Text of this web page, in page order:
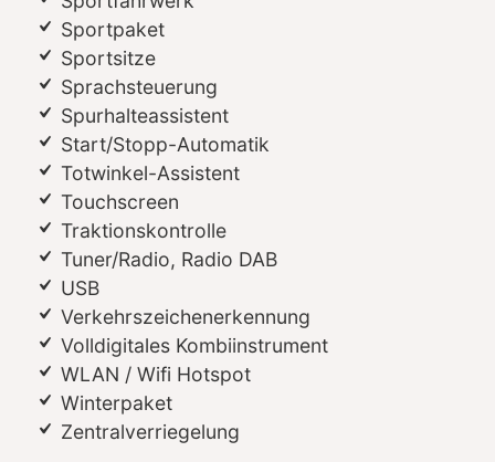
Sportpaket
Sportsitze
Sprachsteuerung
Spurhalteassistent
Start/Stopp-Automatik
Totwinkel-Assistent
Touchscreen
Traktionskontrolle
Tuner/Radio, Radio DAB
USB
Verkehrszeichenerkennung
Volldigitales Kombiinstrument
WLAN / Wifi Hotspot
Winterpaket
Zentralverriegelung